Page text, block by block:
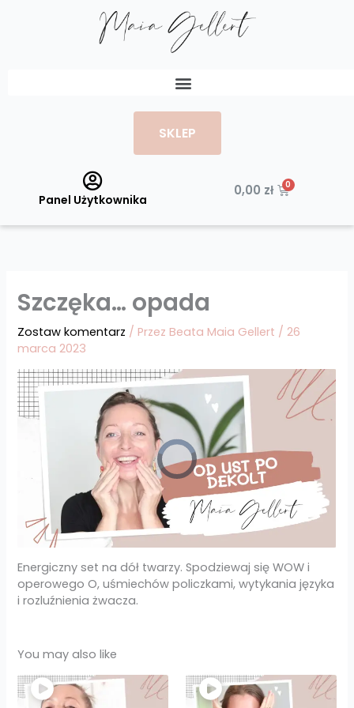
SKLEP
Panel Użytkownika
0,00 zł Wózek
Szczęka… opada
Zostaw komentarz / Przez Beata Maia Gellert / 26
marca 2023
Energiczny set na dół twarzy. Spodziewaj się WOW i
operowego O, uśmiechów policzkami, wytykania języka
i rozluźnienia żwacza.
You may also like